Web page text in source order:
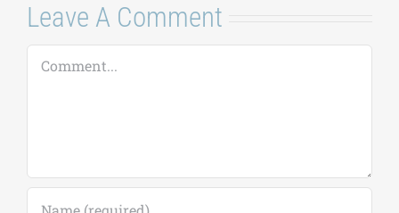
Leave A Comment
Comment